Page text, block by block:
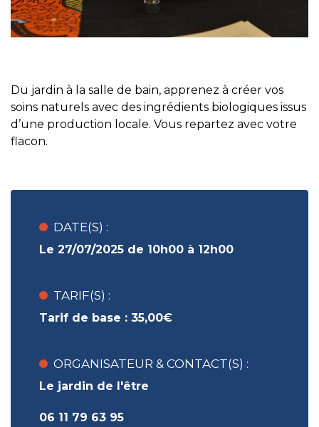
Du jardin à la salle de bain, apprenez à créer vos
soins naturels avec des ingrédients biologiques issus
d’une production locale. Vous repartez avec votre
flacon.
DATE(S) :
Le 27/07/2025 de 10h00 à 12h00
TARIF(S) :
Tarif de base : 35,00€
ORGANISATEUR & CONTACT(S) :
Le jardin de l'être
06 11 79 63 95